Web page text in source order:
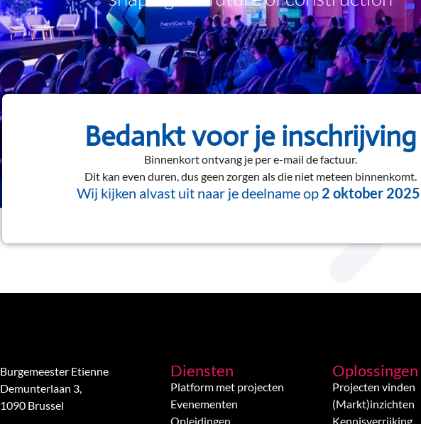
Bedankt voor je inschrijving
Binnenkort ontvang je per e-mail de factuur.
Dit kan even duren, dus geen zorgen als die niet meteen binnenkomt.
Wij kijken alvast uit naar je deelname op 2 oktober 2025
Burgemeester Etienne
Demunterlaan 3,
1090 Brussel
Diensten
Platform met projecten
Evenementen
Opleidingen
Oplossingen
Projecten vinden
(Markt)inzichten
Kennisverrijking